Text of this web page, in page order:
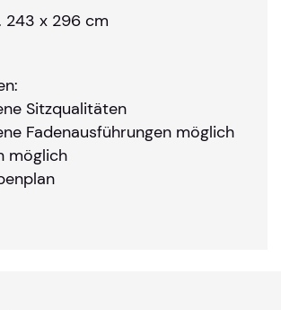
243 x 296 cm
Sitzqualitäten
Fadenausführungen möglich
möglich